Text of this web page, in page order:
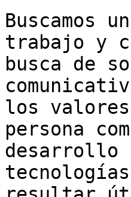
Buscamos
trabajo y
busca de
los
persona
desarrollo
tecnologías